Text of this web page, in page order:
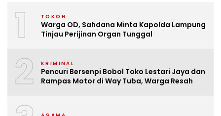
1 TOKOH
Warga OD, Sahdana Minta Kapolda Lampung
Tinjau Perijinan Organ Tunggal
2 KRIMINAL
Pencuri Bersenpi Bobol Toko Lestari Jaya dan
Rampas Motor di Way Tuba, Warga Resah